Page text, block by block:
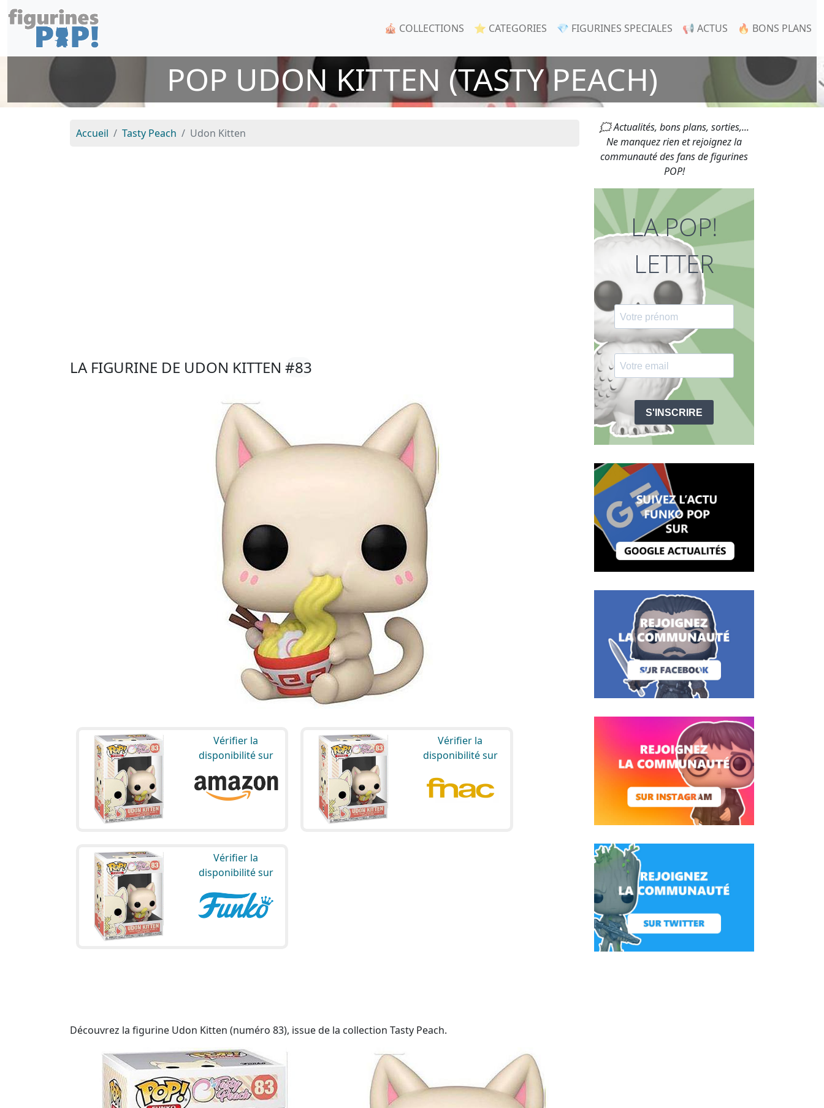
🎪 COLLECTIONS ⭐ CATEGORIES 💎 FIGURINES SPECIALES 📢 ACTUS 🔥 BONS PLANS
POP UDON KITTEN (TASTY PEACH)
Accueil Tasty Peach Udon Kitten
LA FIGURINE DE UDON KITTEN #83
Vérifier la
disponibilité sur
Vérifier la
disponibilité sur
Vérifier la
disponibilité sur
Découvrez la figurine Udon Kitten (numéro 83), issue de la collection Tasty Peach.
🗯 Actualités, bons plans, sorties,...
Ne manquez rien et rejoignez la
communauté des fans de figurines
POP!
LA POP!
LETTER
S'INSCRIRE